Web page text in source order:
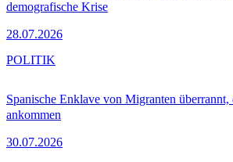
demografische Krise
28.07.2026
Spanische Enklave von Migranten überrannt,
ankommen
30.07.2026
POLITIK